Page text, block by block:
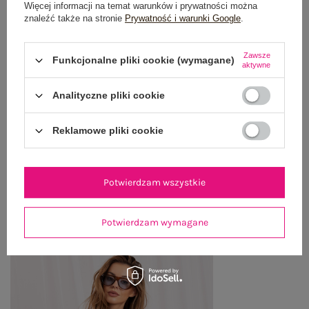
OPIS PRODUKTU
ZWROTY I REKLAMACJE
PRODUKTY ZE STYLIZACJI
Więcej informacji na temat warunków i prywatności można
znaleźć także na stronie Prywatność i warunki Google.
Funkcjonalne pliki cookie (wymagane)
Zawsze
aktywne
Analityczne pliki cookie
Reklamowe pliki cookie
Potwierdzam wymagane
Potwierdzam wszystkie